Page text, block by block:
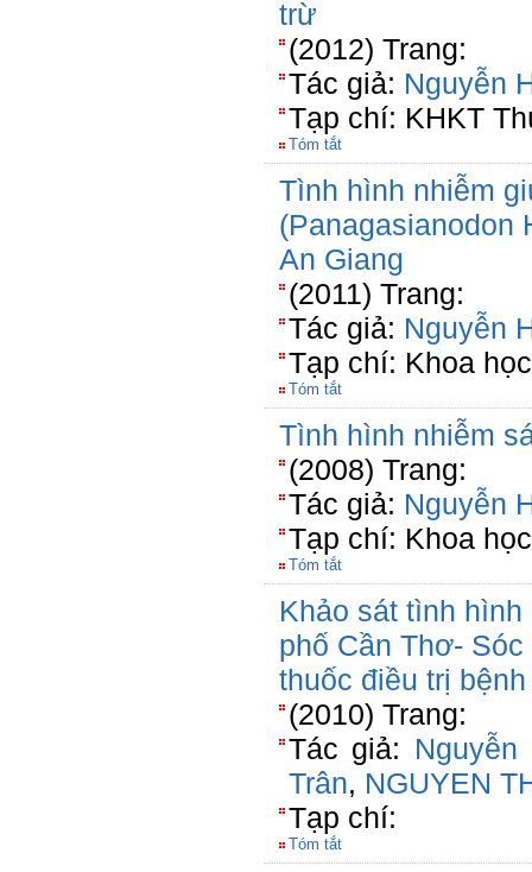
trừ
(2012) Trang:
Tác giả: Nguyễn
Tạp chí: KHKT
Tóm tắt
Tình hình nhiễm
(Panagasianodon
An Giang
(2011) Trang:
Tác giả: Nguyễn
Tạp chí: Khoa
Tóm tắt
Tình hình nhiễm
(2008) Trang:
Tác giả: Nguyễn
Tạp chí: Khoa
Tóm tắt
Khảo sát tình
phố Cần Thơ-
thuốc điều trị
(2010) Trang:
Tác giả:
Trân, NGUYEN
Tạp chí:
Tóm tắt